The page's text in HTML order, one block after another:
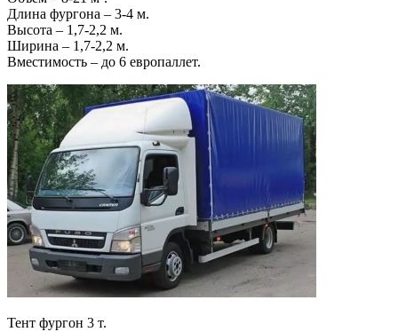
Длина фургона – 3-4 м.
Высота – 1,7-2,2 м.
Ширина – 1,7-2,2 м.
Вместимость – до 6 европаллет.
Тент фургон 3 т.